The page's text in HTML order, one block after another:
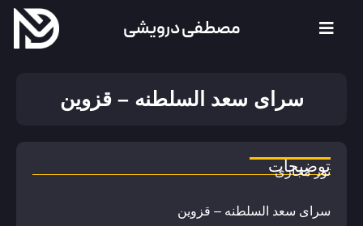
مصطفی درویشی
سرای سعد السلطنه – قزوین
توضیحات
تور مجازی
سرای سعد السلطنه – قزوین